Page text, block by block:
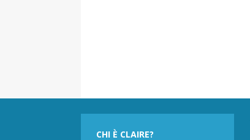
CHI È CLAIRE?